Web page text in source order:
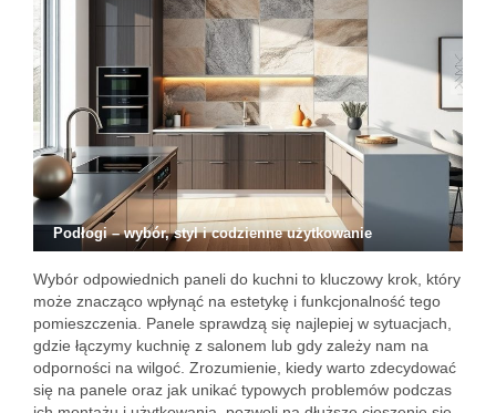
Podłogi – wybór, styl i codzienne użytkowanie
Wybór odpowiednich paneli do kuchni to kluczowy krok, który
może znacząco wpłynąć na estetykę i funkcjonalność tego
pomieszczenia. Panele sprawdzą się najlepiej w sytuacjach,
gdzie łączymy kuchnię z salonem lub gdy zależy nam na
odporności na wilgoć. Zrozumienie, kiedy warto zdecydować
się na panele oraz jak unikać typowych problemów podczas